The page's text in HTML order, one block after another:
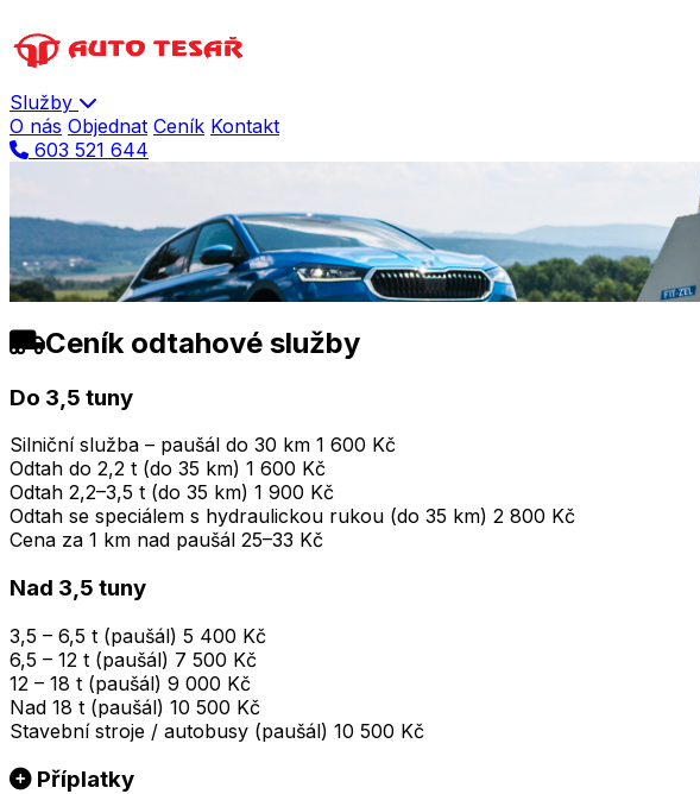
Služby
O nás Objednat Ceník Kontakt
603 521 644
Ceník služeb
Všechny ceny jsou uvedeny bez DPH
Ceník odtahové služby
Do 3,5 tuny
Silniční služba – paušál do 30 km 1 600 Kč
Odtah do 2,2 t (do 35 km) 1 600 Kč
Odtah 2,2–3,5 t (do 35 km) 1 900 Kč
Odtah se speciálem s hydraulickou rukou (do 35 km) 2 800 Kč
Cena za 1 km nad paušál 25–33 Kč
Nad 3,5 tuny
3,5 – 6,5 t (paušál) 5 400 Kč
6,5 – 12 t (paušál) 7 500 Kč
12 – 18 t (paušál) 9 000 Kč
Nad 18 t (paušál) 10 500 Kč
Stavební stroje / autobusy (paušál) 10 500 Kč
Příplatky